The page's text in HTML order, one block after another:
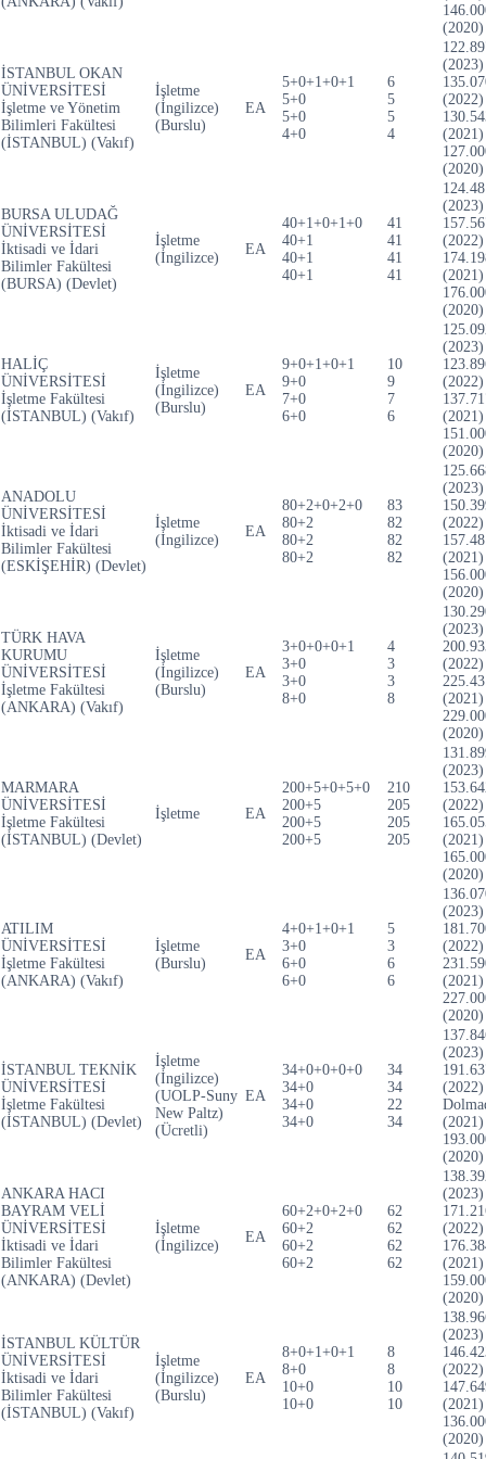
(2020)
İSTANBUL OKAN
ÜNİVERSİTESİ
İşletme ve Yönetim
Bilimleri Fakültesi
(İSTANBUL) (Vakıf)
İşletme
(İngilizce)
(Burslu)
EA
5+0+1+0+1
5+0
5+0
4+0
6
5
5
4
(2023)
(2022)
(2021)
(2020)
BURSA ULUDAĞ
ÜNİVERSİTESİ
İktisadi ve İdari
Bilimler Fakültesi
(BURSA) (Devlet)
İşletme
(İngilizce)
EA
40+1+0+1+0
40+1
40+1
40+1
41
41
41
41
(2023)
(2022)
(2021)
(2020)
HALİÇ
ÜNİVERSİTESİ
İşletme Fakültesi
(İSTANBUL) (Vakıf)
İşletme
(İngilizce)
(Burslu)
EA
9+0+1+0+1
9+0
7+0
6+0
10
9
7
6
(2023)
(2022)
(2021)
(2020)
ANADOLU
ÜNİVERSİTESİ
İktisadi ve İdari
Bilimler Fakültesi
(ESKİŞEHİR) (Devlet)
İşletme
(İngilizce)
EA
80+2+0+2+0
80+2
80+2
80+2
83
82
82
82
(2023)
(2022)
(2021)
(2020)
TÜRK HAVA
KURUMU
ÜNİVERSİTESİ
İşletme Fakültesi
(ANKARA) (Vakıf)
İşletme
(İngilizce)
(Burslu)
EA
3+0+0+0+1
3+0
3+0
8+0
4
3
3
8
(2023)
(2022)
(2021)
(2020)
MARMARA
ÜNİVERSİTESİ
İşletme Fakültesi
(İSTANBUL) (Devlet)
İşletme EA
200+5+0+5+0
200+5
200+5
200+5
210
205
205
205
(2023)
(2022)
(2021)
(2020)
ATILIM
ÜNİVERSİTESİ
İşletme Fakültesi
(ANKARA) (Vakıf)
İşletme
(Burslu)
EA
4+0+1+0+1
3+0
6+0
6+0
5
3
6
6
(2023)
(2022)
(2021)
(2020)
İSTANBUL TEKNİK
ÜNİVERSİTESİ
İşletme Fakültesi
(İSTANBUL) (Devlet)
İşletme
(İngilizce)
(UOLP-Suny
New Paltz)
(Ücretli)
EA
34+0+0+0+0
34+0
34+0
34+0
34
34
22
34
(2023)
(2022)
(2021)
(2020)
ANKARA HACI
BAYRAM VELİ
ÜNİVERSİTESİ
İktisadi ve İdari
Bilimler Fakültesi
(ANKARA) (Devlet)
İşletme
(İngilizce)
EA
60+2+0+2+0
60+2
60+2
60+2
62
62
62
62
(2023)
(2022)
(2021)
(2020)
İSTANBUL KÜLTÜR
ÜNİVERSİTESİ
İktisadi ve İdari
Bilimler Fakültesi
(İSTANBUL) (Vakıf)
İşletme
(İngilizce)
(Burslu)
EA
8+0+1+0+1
8+0
10+0
10+0
8
8
10
10
(2023)
(2022)
(2021)
(2020)